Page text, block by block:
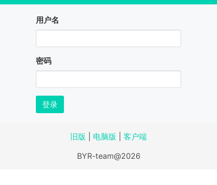
用户名
密码
登录
旧版 电脑版
客户端
BYR-team@2026